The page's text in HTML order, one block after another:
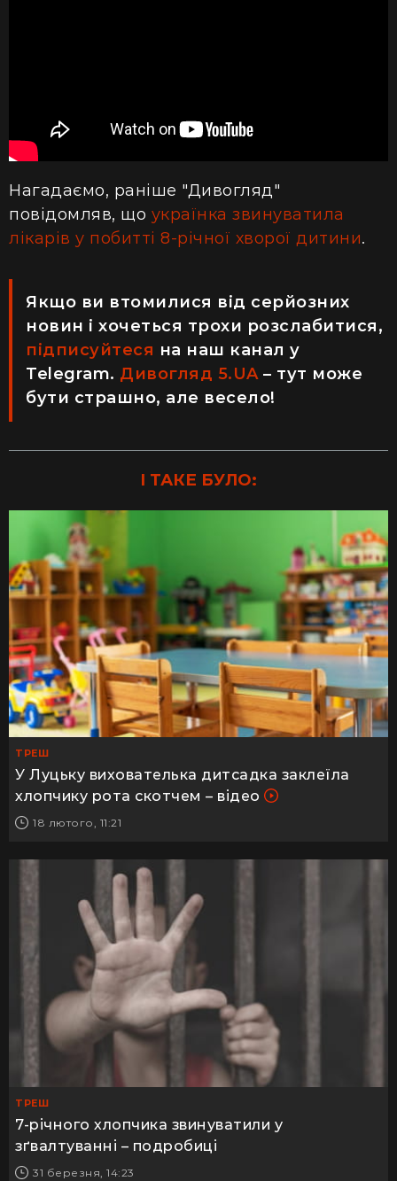
Нагадаємо, раніше "Дивогляд"
повідомляв, що українка звинуватила
лікарів у побитті 8-річної хворої дитини.
Якщо ви втомилися від серйозних
новин і хочеться трохи розслабитися,
підписуйтеся на наш канал у
Telegram. Дивогляд 5.UA– тут може
бути страшно, але весело!
І ТАКЕ БУЛО:
ТРЕШ
У Луцьку вихователька дитсадка заклеїла
хлопчику рота скотчем – відео
18 лютого, 11:21
ТРЕШ
7-річного хлопчика звинуватили у
зґвалтуванні – подробиці
31 березня, 14:23